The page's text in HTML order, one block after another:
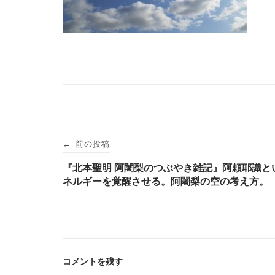
投
稿
ゲ
← 前の投稿
『北本聖明 阿闍梨のつぶやき雑記』阿頼耶識
ネルギーを覚醒させる。阿闍梨の空の考え方。
コメントを残す